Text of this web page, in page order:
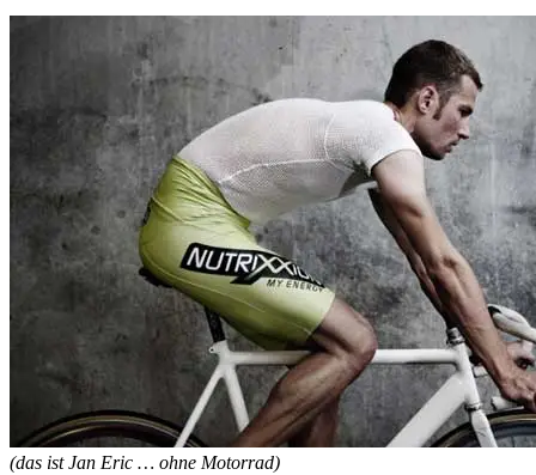
(das ist Jan Eric … ohne Motorrad)